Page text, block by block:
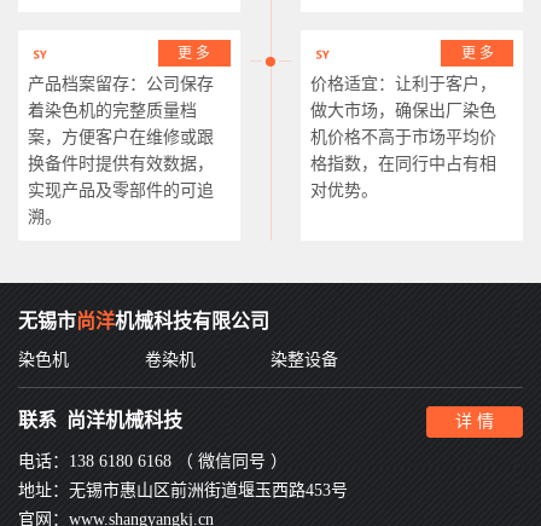
产品档案留存：公司保存
着染色机的完整质量档
案，方便客户在维修或跟
换备件时提供有效数据，
实现产品及零部件的可追
溯。
更 多
价格适宜：让利于客户，
做大市场，确保出厂染色
机价格不高于市场平均价
格指数，在同行中占有相
对优势。
更 多
无锡市尚洋机械科技有限公司
染色机 卷染机 染整设备
联系 尚洋机械科技 详 情
电话：138 6180 6168 （ 微信同号 ）
地址：无锡市惠山区前洲街道堰玉西路453号
官网：www.shangyangkj.cn